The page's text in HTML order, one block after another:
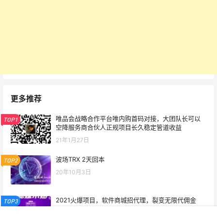
更多推荐
TOP1
唯品会战略合作平台唯内购首码对接，大团队长可以
空降服务商合伙人正规项目长久稳定管道收益
21年1月27日
TOP2 波场TRX 2天回本
20年10月3日
TOP3 2021火爆项目，软件商城招代理，裂变无限代佣金